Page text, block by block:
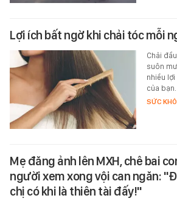
Lợi ích bất ngờ khi chải tóc mỗi
Chải
suôn
nhiều
của bạn.
SỨC
Mẹ đăng ảnh lên MXH, chê bai
người xem xong vội can ngăn:
chị có khi là thiên tài đấy!"